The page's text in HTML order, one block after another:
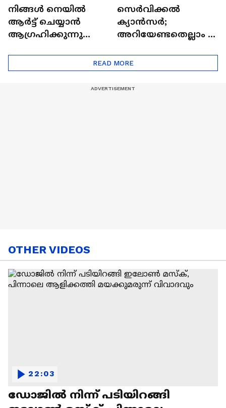
നിങ്ങൾ നെയിൽ
ആർട്ട് ചെയ്യാൻ
ആഗ്രഹിക്കുന്നുണ്ടോ
ട്രെൻഡിനെക്കുറിച്ച് |
Nail Art | Trends Cafe
സെർവിക്കൽ
ക്യാൻസർ;
അറിയേണ്ടതെല്ലാം |
Cancer
READ MORE
OTHER VIDEOS
ഡോജിൽ നിന്ന് പടിയിറങ്ങി
22:03